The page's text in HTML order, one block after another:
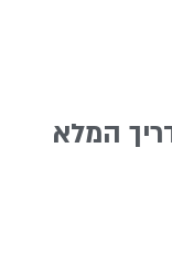
המלא